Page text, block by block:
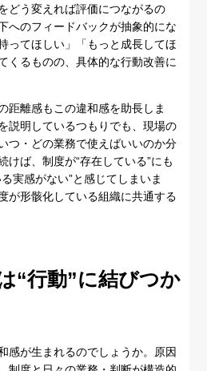
どう変えれば評価につながるの
へのフィードバックが抽象的にな
ってほしい」「もっと成長してほ
くるものの、具体的な行動改善に
距離感もこの違和感を助長しま
説明しているつもりでも、現場の
つ・どの業務で使えばいいのか分
けば、制度が“存在している”にも
実感がない”と感じてしまいま
が形骸化している組織に共通する
“行動”に結びつか
感が生まれるのでしょうか。原因